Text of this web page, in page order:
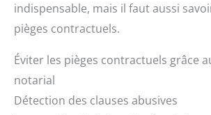
indispensable, mais il faut aussi
pièges contractuels.
Éviter les pièges contractuels grâce
notarial
Détection des clauses abusives